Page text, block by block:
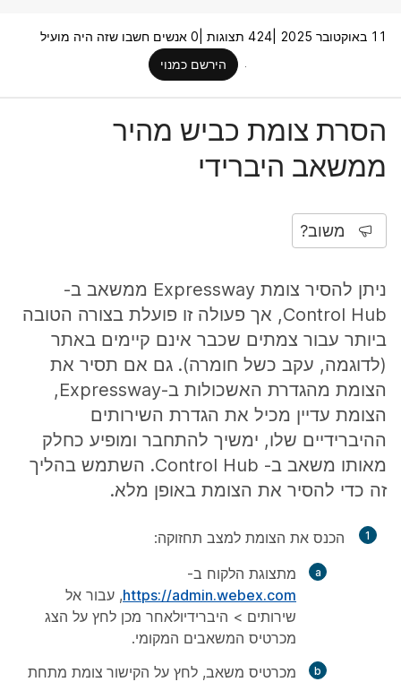
11 באוקטובר 2025 | 424 תצוגות |
0 אנשים חשבו שזה היה מועיל
הירשם כמנוי
הסרת צומת כביש מהיר
ממשאב היברידי
משוב?
ניתן להסיר צומת Expressway ממשאב ב-
Control Hub, אך פעולה זו פועלת בצורה הטובה
ביותר עבור צמתים שכבר אינם קיימים באתר
(לדוגמה, עקב כשל חומרה). גם אם תסיר את
הצומת מהגדרת האשכולות ב-Expressway,
הצומת עדיין מכיל את הגדרת השירותים
ההיברידיים שלו, ימשיך להתחבר ומופיע כחלק
מאותו משאב ב- Control Hub. השתמש בהליך
זה כדי להסיר את הצומת באופן מלא.
1
הכנס את הצומת למצב תחזוקה:
מתצוגת הלקוח ב-
https://admin.webex.com, עבור אל
שירותים > היברידיולאחר מכן לחץ על הצג
מכרטיס המשאבים המקומי.
מכרטיס משאב, לחץ על הקישור צומת מתחת